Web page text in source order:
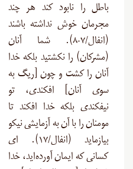
باطل را نابود کند هر چند
مجرمان خوش نداشته باشند
(انفال/۷-۸). شما آنان
(مشرکان) را نکشتید بلکه خدا
آنان را کشت و چون [ریگ به
سوى آنان] افکندى، تو
نیفکندى بلکه خدا افکند تا
مومنان را با آن به آزمایشى نیکو
بیازماید (انفال/۱۷). ای
کسانی که ایمان آورده‌اید، خدا